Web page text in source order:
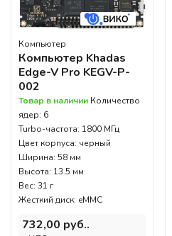
Компьютер
Компьютер Khadas
Edge-V Pro KEGV-P-
002
Товар в наличии Количество
ядер: 6
Turbo-частота: 1800 МГц
Цвет корпуса: черный
Ширина: 58 мм
Высота: 13.5 мм
Вес: 31 г
Жесткий диск: eMMC
732,00 руб..